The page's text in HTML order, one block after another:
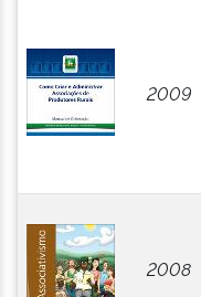
2009
2008